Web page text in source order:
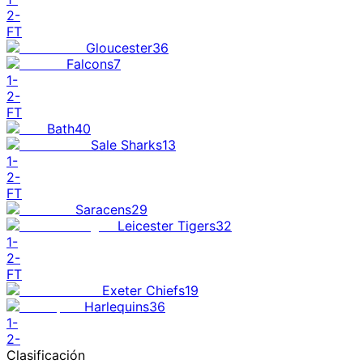
2-
FT
Gloucester36
Falcons7
1-
2-
FT
Bath40
Sale Sharks13
1-
2-
FT
Saracens29
Leicester Tigers32
1-
2-
FT
Exeter Chiefs19
Harlequins36
1-
2-
Clasificación